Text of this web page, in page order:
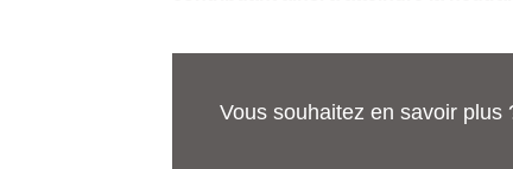
Vous souhaitez en savoir plus